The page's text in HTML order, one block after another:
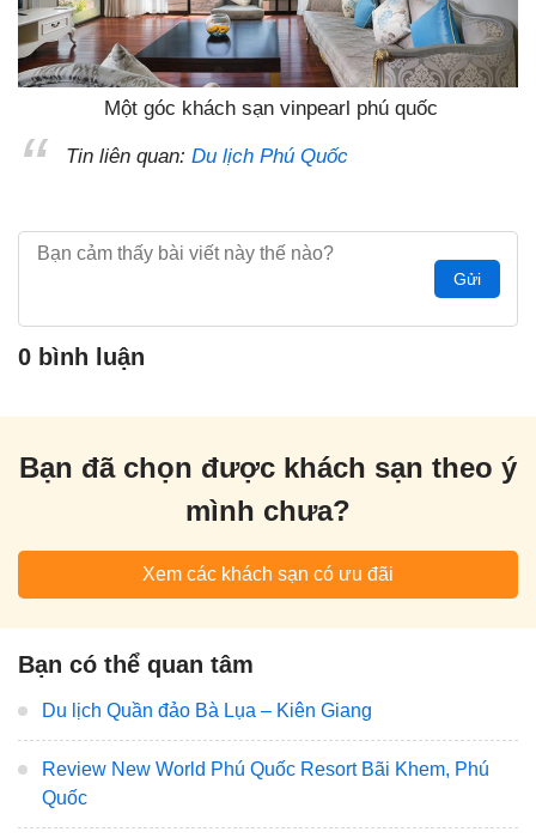
Một góc khách sạn vinpearl phú quốc
Tin liên quan: Du lịch Phú Quốc
Gửi
0 bình luận
Bạn đã chọn được khách sạn theo ý
mình chưa?
Xem các khách sạn có ưu đãi
Bạn có thể quan tâm
Du lịch Quần đảo Bà Lụa – Kiên Giang
Review New World Phú Quốc Resort Bãi Khem, Phú
Quốc